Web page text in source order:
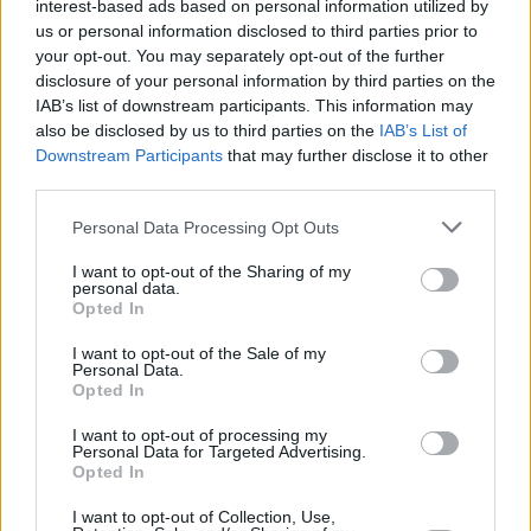
interest-based ads based on personal information utilized by
us or personal information disclosed to third parties prior to
your opt-out. You may separately opt-out of the further
disclosure of your personal information by third parties on the
IAB’s list of downstream participants. This information may
also be disclosed by us to third parties on the IAB’s List of
Downstream Participants that may further disclose it to other
Personal Data Processing Opt Outs
I want to opt-out of the Sharing of my
personal data.
Opted In
I want to opt-out of the Sale of my
Personal Data.
Opted In
I want to opt-out of processing my
Personal Data for Targeted Advertising.
Opted In
I want to opt-out of Collection, Use,
τετραγωνικών από το 2027 – Κυρώσεις για
παραλείψεις και ψευδή στοιχεία
Ενιαίος Κόμβος Ακινήτων: «Πρεμιέρα» τον